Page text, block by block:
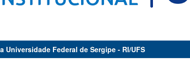
Federal de Sergipe - RI/UFS